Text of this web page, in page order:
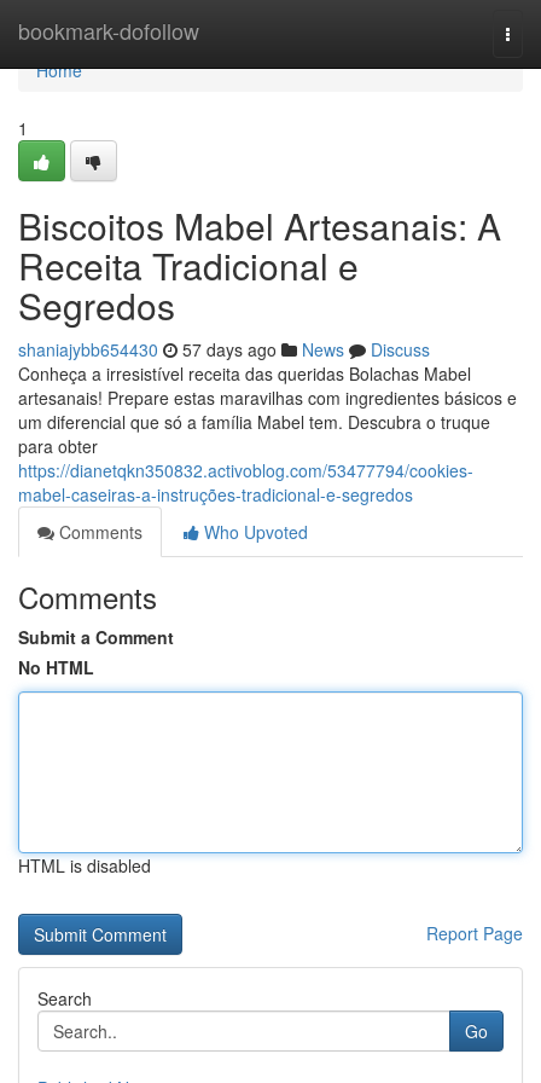
bookmark-dofollow
Home
Home
1
Biscoitos Mabel Artesanais: A
Receita Tradicional e
Segredos
shaniajybb654430 57 days ago News
Discuss
Conheça a irresistível receita das queridas Bolachas Mabel
artesanais! Prepare estas maravilhas com ingredientes básicos e
um diferencial que só a família Mabel tem. Descubra o truque
para obter
https://dianetqkn350832.activoblog.com/53477794/cookies-
mabel-caseiras-a-instruções-tradicional-e-segredos
Comments
Who Upvoted
Comments
Submit a Comment
No HTML
HTML is disabled
Report Page
Search
Go